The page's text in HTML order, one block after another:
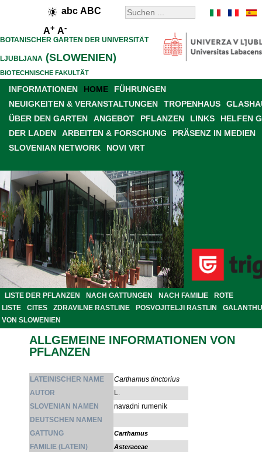
abc ABC
A+ A-
BOTANISCHER GARTEN DER UNIVERSITÄT
LJUBLJANA (SLOWENIEN)
BIOTECHNISCHE FAKULTÄT
INFORMATIONEN HOME
FÜHRUNGEN
NEUIGKEITEN & VERANSTALTUNGEN
TROPENHAUS
ÜBER DEN GARTEN
ANGEBOT PFLANZEN LINKS
HELFEN
DER LADEN
ARBEITEN & FORSCHUNG
PRÄSENZ IN MEDIEN
SLOVENIAN NETWORK
NOVI VRT
LISTE DER PFLANZEN NACH GATTUNGEN NACH FAMILIE
ROTE
LISTE
CITES ZDRAVILNE RASTLINE POSVOJITELJI RASTLIN
VON SLOWENIEN
ALLGEMEINE INFORMATIONEN VON
PFLANZEN
LATEINISCHER NAME
Carthamus tinctorius
AUTOR
L.
SLOVENIAN NAMEN
navadni rumenik
DEUTSCHEN NAMEN
GATTUNG
Carthamus
FAMILIE (LATEIN) Asteraceae